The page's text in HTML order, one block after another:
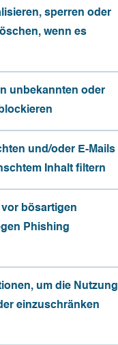
sperren oder
wenn es
unbekannten oder
und/oder E-Mails
Inhalt filtern
bösartigen
Phishing
um die Nutzung
einzuschränken